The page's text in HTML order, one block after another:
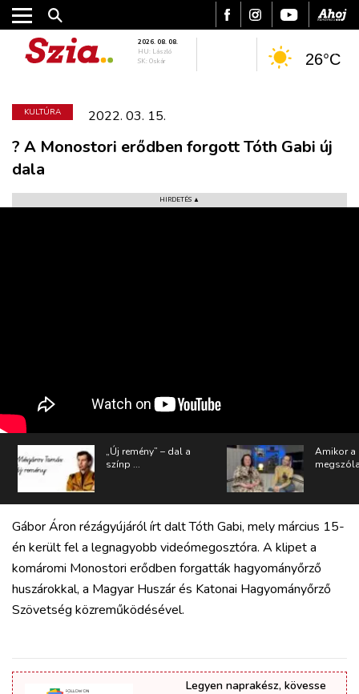
KULTÚRA
MIX
2026. 08. 08.
HU: László
SK: Oskár
26°C
KULTÚRA 2022. 03. 15.
? A Monostori erődben forgott Tóth Gabi új
dala
HIRDETÉS ▲
„Új remény” – dal a
színp ...
Amikor a
Gábor Áron rézágyújáról írt dalt Tóth Gabi, mely március 15-
én került fel a legnagyobb videómegosztóra. A klipet a
komáromi Monostori erődben forgatták hagyományőrző
huszárokkal, a Magyar Huszár és Katonai Hagyományőrző
Szövetség közreműködésével.
Legyen naprakész, kövesse